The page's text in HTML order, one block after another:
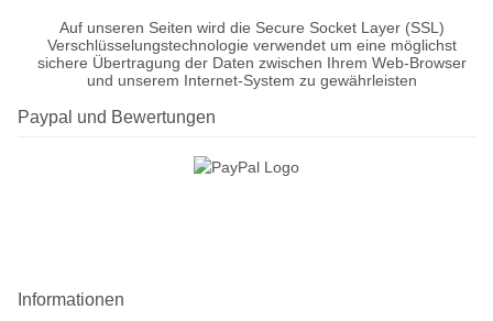
Auf unseren Seiten wird die Secure Socket Layer (SSL)
Verschlüsselungstechnologie verwendet um eine möglichst
sichere Übertragung der Daten zwischen Ihrem Web-Browser
und unserem Internet-System zu gewährleisten
Paypal und Bewertungen
Informationen